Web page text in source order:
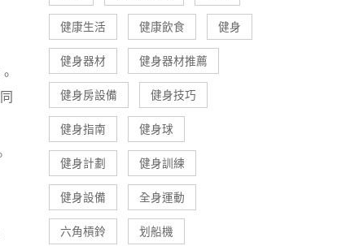
健康生活 健康飲食 健身
健身器材 健身器材推薦
健身房設備 健身技巧
健身指南 健身球
健身計劃 健身訓練
健身設備 全身運動
六角槓鈴 划船機